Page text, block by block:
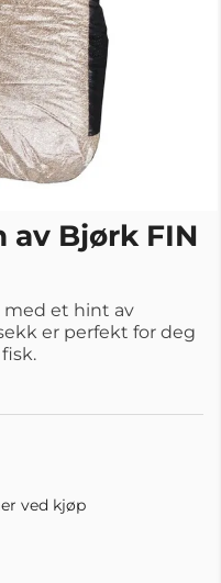
av Bjørk FIN
med et hint av
er perfekt for deg
ved kjøp